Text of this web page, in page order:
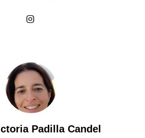
Padilla Candel